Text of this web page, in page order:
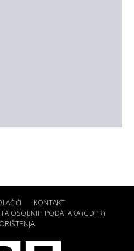
KONTAKT
OSOBNIH PODATAKA (GDPR)